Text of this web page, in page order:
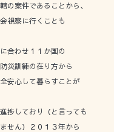
の案件であることから、
視察に行くことも
合わせ１１か国の
災訓練の在り方から
安心して暮らすことが
捗しており（と言っても
せん）２０１３年から